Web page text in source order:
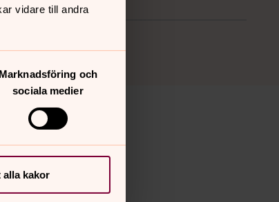
vidare till andra
Marknadsföring och
sociala medier
alla kakor